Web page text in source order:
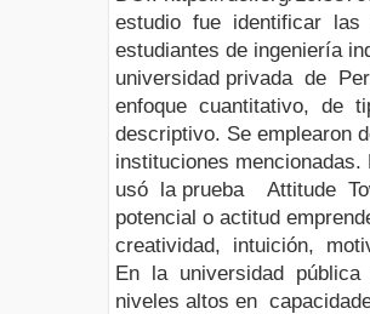
estudio fue identificar las
estudiantes de ingeniería
universidad privada de
enfoque cuantitativo, de
descriptivo. Se emplearon
instituciones
usó la prueba Attitude
potencial o actitud
creatividad, intuición,
En la universidad pública
niveles altos en